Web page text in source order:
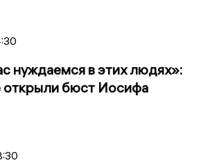
нуждаемся в этих людях»:
открыли бюст Иосифа